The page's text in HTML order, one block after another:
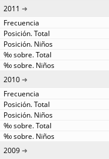
2011
2010
2009